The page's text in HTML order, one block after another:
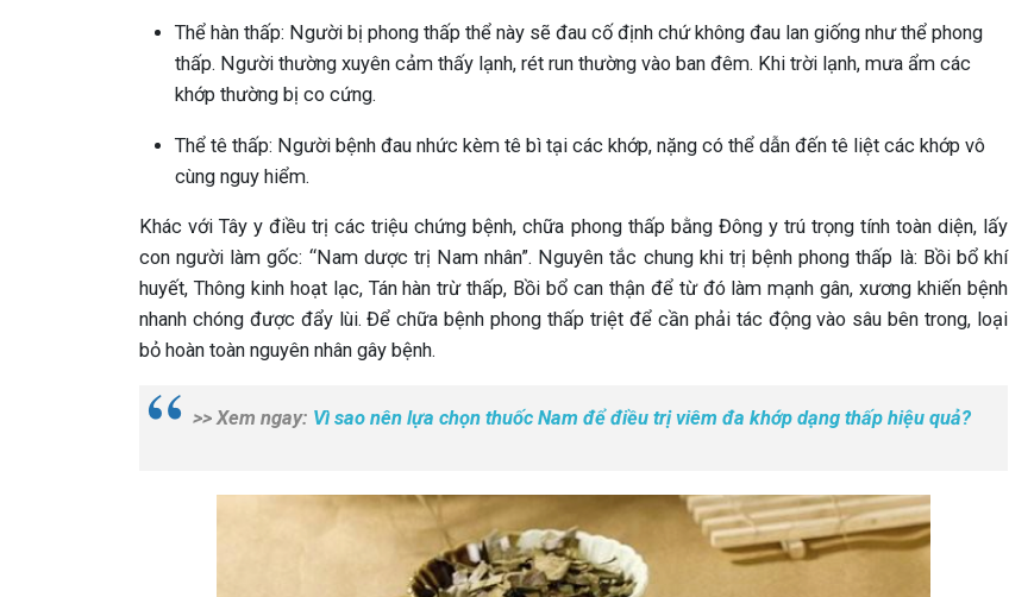
Thể hàn thấp: Người bị phong thấp thể này sẽ đau cố định chứ không đau lan giống như thể phong
thấp. Người thường xuyên cảm thấy lạnh, rét run thường vào ban đêm. Khi trời lạnh, mưa ẩm các
khớp thường bị co cứng.
Thể tê thấp: Người bệnh đau nhức kèm tê bì tại các khớp, nặng có thể dẫn đến tê liệt các khớp vô
cùng nguy hiểm.
Khác với Tây y điều trị các triệu chứng bệnh, chữa phong thấp bằng Đông y trú trọng tính toàn diện, lấy
con người làm gốc: “Nam dược trị Nam nhân”. Nguyên tắc chung khi trị bệnh phong thấp là: Bồi bổ khí
huyết, Thông kinh hoạt lạc, Tán hàn trừ thấp, Bồi bổ can thận để từ đó làm mạnh gân, xương khiến bệnh
nhanh chóng được đẩy lùi. Để chữa bệnh phong thấp triệt để cần phải tác động vào sâu bên trong, loại
bỏ hoàn toàn nguyên nhân gây bệnh.
>> Xem ngay: Vì sao nên lựa chọn thuốc Nam để điều trị viêm đa khớp dạng thấp hiệu quả?